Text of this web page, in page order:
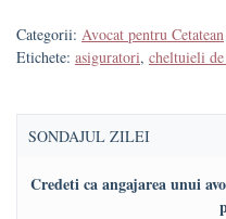
Categorii: Avocat pentru Cetatean
Etichete: asiguratori, cheltuieli
SONDAJUL ZILEI
Credeti ca angajarea unui